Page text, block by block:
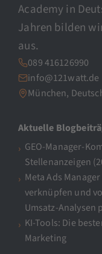
Academy in
Jahren bilden
aus.
089 416126990
info@121watt.de
München,
Aktuelle
GEO-Manager-
Stellenanzeigen
Meta Ads
verknüpfen und
Umsatz-Analysen
KI-Tools: Die
Marketing